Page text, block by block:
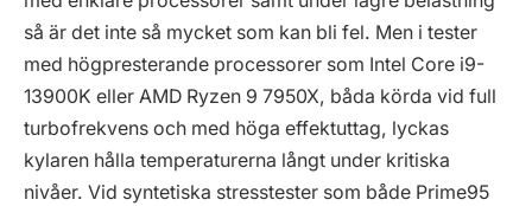
så är det inte så mycket som kan bli fel. Men i tester
med högpresterande processorer som Intel Core i9-
13900K eller AMD Ryzen 9 7950X, båda körda vid full
turbofrekvens och med höga effektuttag, lyckas
kylaren hålla temperaturerna långt under kritiska
nivåer. Vid syntetiska stresstester som både Prime95